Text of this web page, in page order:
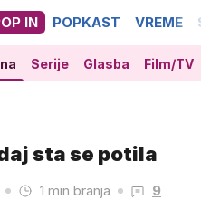
IN POPKAST VREME
Serije Glasba Film/TV
sta se potila
1 min branja 9